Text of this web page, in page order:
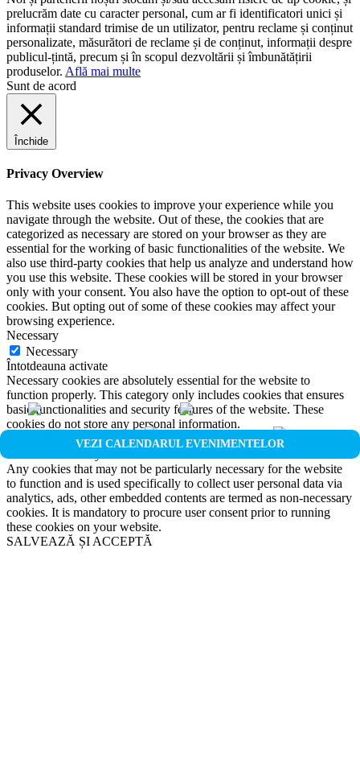
VEZI CALENDARUL EVENIMENTELOR
prelucrăm date cu caracter personal, cum ar fi identificatori unici și
informații standard trimise de un utilizator, pentru reclame și conținut
personalizate, măsurători de reclame și de conținut, informații despre
publicul-țintă, precum și în scopul dezvoltării și îmbunătățirii
produselor. Află mai multe
Sunt de acord
Închide
Privacy Overview
This website uses cookies to improve your experience while you
navigate through the website. Out of these, the cookies that are
categorized as necessary are stored on your browser as they are
essential for the working of basic functionalities of the website. We
also use third-party cookies that help us analyze and understand how
you use this website. These cookies will be stored in your browser
only with your consent. You also have the option to opt-out of these
cookies. But opting out of some of these cookies may affect your
browsing experience.
Necessary
Necessary
Întotdeauna activate
Necessary cookies are absolutely essential for the website to
function properly. This category only includes cookies that ensures
basic functionalities and security features of the website. These
cookies do not store any personal information.
Non-necessary
Any cookies that may not be particularly necessary for the website
to function and is used specifically to collect user personal data via
analytics, ads, other embedded contents are termed as non-necessary
cookies. It is mandatory to procure user consent prior to running
these cookies on your website.
SALVEAZĂ ȘI ACCEPTĂ